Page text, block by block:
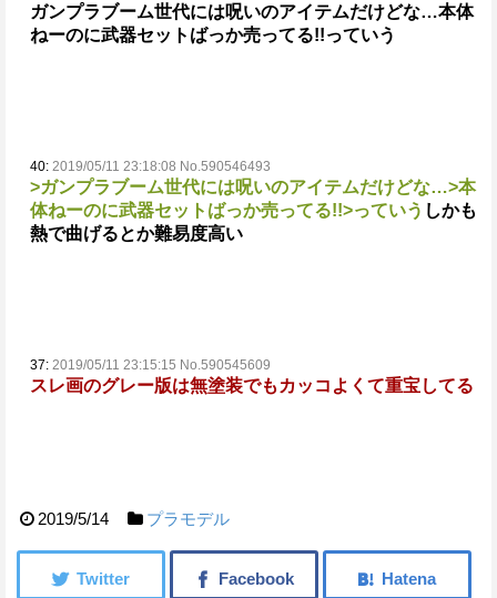
ガンプラブーム世代には呪いのアイテムだけどな…本体
ねーのに武器セットばっか売ってる!!っていう
40: 2019/05/11 23:18:08 No.590546493
>ガンプラブーム世代には呪いのアイテムだけどな…>本
体ねーのに武器セットばっか売ってる!!>っていう しかも
熱で曲げるとか難易度高い
37: 2019/05/11 23:15:15 No.590545609
スレ画のグレー版は無塗装でもカッコよくて重宝してる
2019/5/14 プラモデル